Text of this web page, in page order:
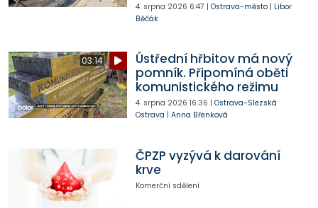
4. srpna 2026 6:47 | Ostrava-město| Libor
Běčák
03:14
Ústřední hřbitov má nový
pomník. Připomíná oběti
komunistického režimu
4. srpna 2026 16:36 | Ostrava-Slezská
Ostrava | Anna Břenková
ČPZP vyzývá k darování
krve
Komerční sdělení